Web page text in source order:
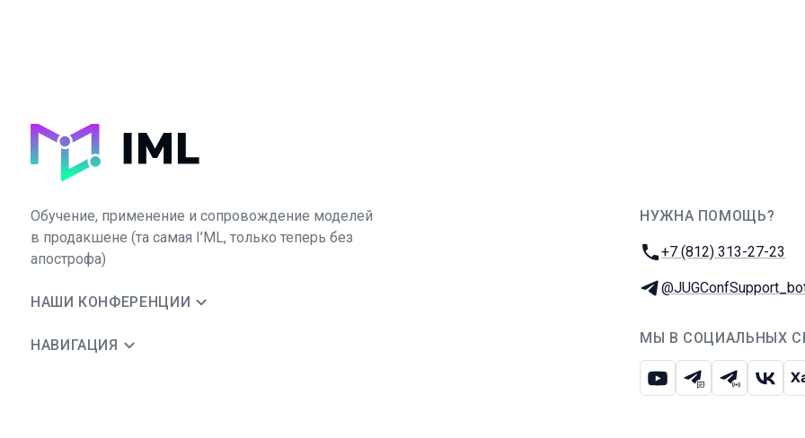
Обучение, применение и сопровождение моделей
в продакшене (та самая I’ML, только теперь без
апострофа)
НАШИ КОНФЕРЕНЦИИ
НАВИГАЦИЯ
НУЖНА ПОМОЩЬ?
Телефон:
+7 (812) 313-27-23
Телеграм:
МЫ В СОЦИАЛЬНЫХ
ЮтубТелеграм-чат
Телеграм-